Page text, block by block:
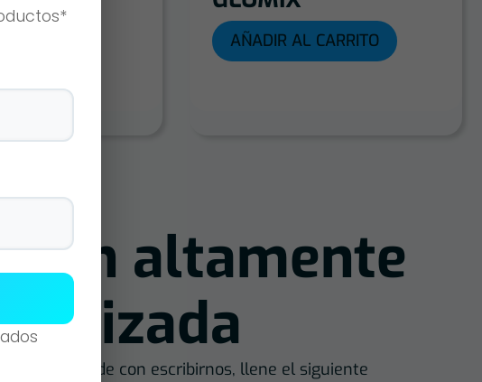
AÑADIR AL CARRITO
altamente
no dude con escribirnos, llene el siguiente